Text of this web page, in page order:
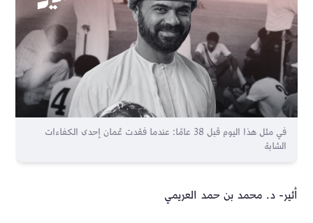
في مثل هذا اليوم قبل 38 عامًا: عندما فقدت عُمان إحدى الكفاءات
الشابة
أثير- د. محمد بن حمد العريمي